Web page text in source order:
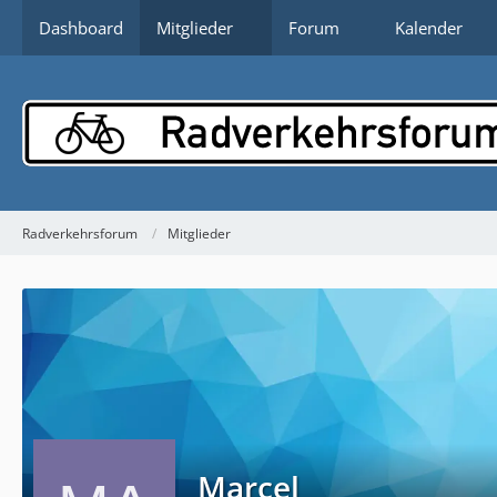
Dashboard Mitglieder Forum Kalender
Radverkehrsforum Mitglieder
Marcel